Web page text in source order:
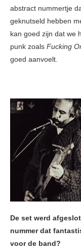
abstract nummertje
geknutseld hebben
kan goed zijn dat we
punk zoals Fucking
goed aanvoelt.
De set werd
nummer dat
voor de band?